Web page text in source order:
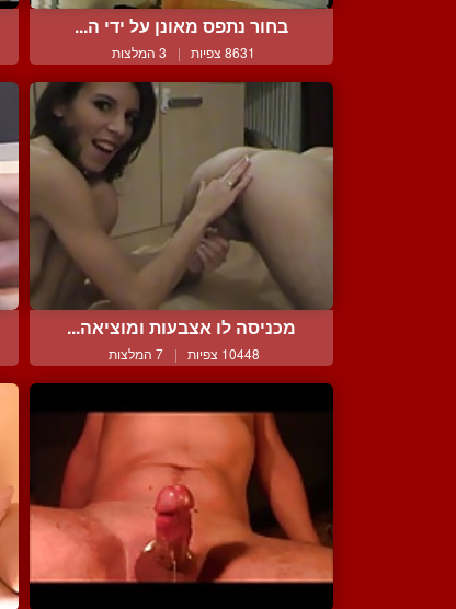
בחור נתפס מאונן על ידי ה...
8631 צפיות | 3 המלצות
מכניסה לו אצבעות ומוציאה...
10448 צפיות | 7 המלצות